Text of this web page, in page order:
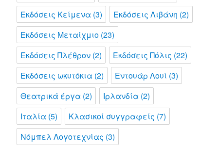
Εκδόσεις Κείμενα (3) Εκδόσεις Λιβάνη (2)
Εκδόσεις Μεταίχμιο (23)
Εκδόσεις Πλέθρον (2) Εκδόσεις Πόλις (22)
Εκδόσεις ωκυτόκια (2) Εντουάρ Λουί (3)
Θεατρικά έργα (2) Ιρλανδία (2)
Ιταλία (5) Κλασικοί συγγραφείς (7)
Νόμπελ Λογοτεχνίας (3)